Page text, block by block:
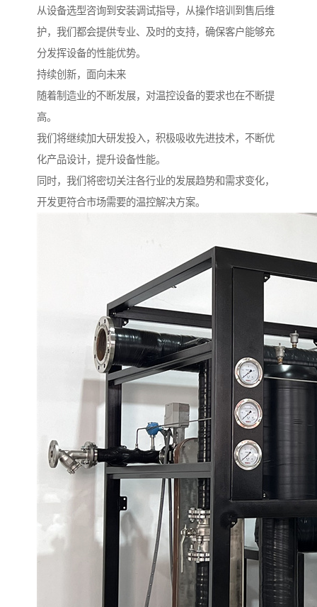
从设备选型咨询到安装调试指导，从操作培训到售后维
护，我们都会提供专业、及时的支持，确保客户能够充
分发挥设备的性能优势。
持续创新，面向未来
随着制造业的不断发展，对温控设备的要求也在不断提
高。
我们将继续加大研发投入，积极吸收先进技术，不断优
化产品设计，提升设备性能。
同时，我们将密切关注各行业的发展趋势和需求变化，
开发更符合市场需要的温控解决方案。